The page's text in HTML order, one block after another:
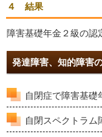
４ 結果
障害基礎年金２級の認
発達障害、知的障害
自閉症で障害基礎
自閉スペクトラム